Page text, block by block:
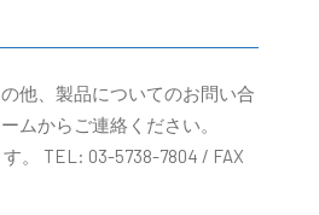
他、製品についてのお問い合
ムからご連絡ください。
。 TEL: 03-5738-7804 / FAX